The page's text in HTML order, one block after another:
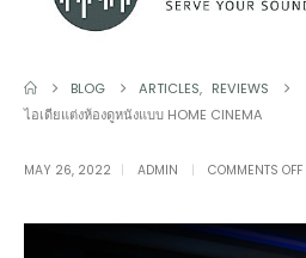
BLOG ARTICLES, REVIEWS
ไอเดียแต่งห้องดูหนังแบบ HOME CINEMA
MAY 26, 2022 ADMIN COMMENTS OFF